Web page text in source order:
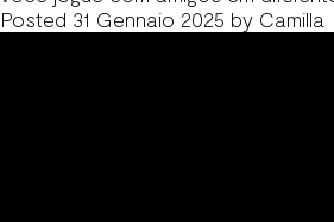
Posted 31 Gennaio 2025 by Camilla